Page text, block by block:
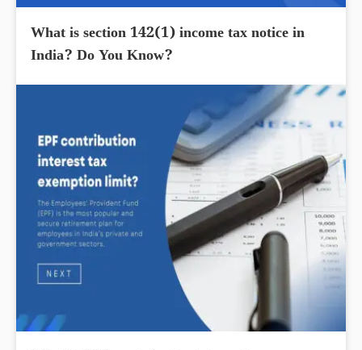
What is section 142(1) income tax notice in
India? Do You Know?